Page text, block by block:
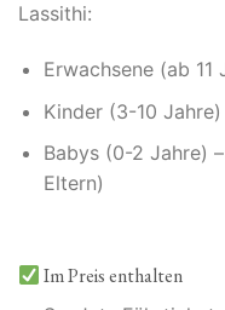
Lassithi:
Erwachsene (ab 11
Kinder (3-10
Babys (0-2 Jahre)
Eltern)
Im Preis enthalten